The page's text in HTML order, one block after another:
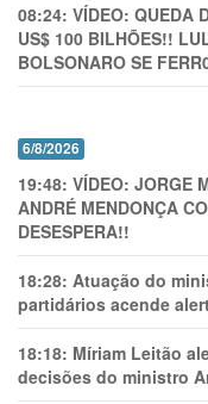
08:24: VÍDEO: QUEDA
US$ 100 BILHÕES!!
BOLSONARO SE
6/8/2026
19:48: VÍDEO: JORGE
ANDRÉ MENDONÇA
DESESPERA!!
18:28: Atuação do
partidários acende
18:18: Míriam Leitão
decisões do ministro